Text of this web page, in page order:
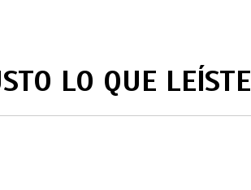
LO QUE LEÍSTE